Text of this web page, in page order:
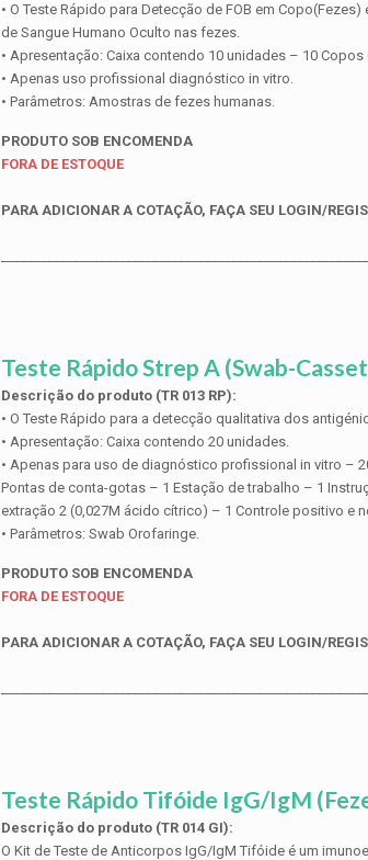
• O Teste Rápido para Detecção de FOB em
de Sangue Humano Oculto nas fezes.
• Apresentação: Caixa contendo 10 unidades – 10
• Apenas uso profissional diagnóstico in vitro.
• Parâmetros: Amostras de fezes humanas.
PRODUTO SOB ENCOMENDA
FORA DE ESTOQUE
PARA ADICIONAR A COTAÇÃO, FAÇA SEU LOGIN/
Teste Rápido Strep A (Swab-
Descrição do produto (TR 013 RP):
• O Teste Rápido para a detecção qualitativa dos
• Apresentação: Caixa contendo 20 unidades.
• Apenas para uso de diagnóstico profissional in vitro –
Pontas de conta-gotas – 1 Estação de trabalho – 1
extração 2 (0,027M ácido cítrico) – 1 Controle positivo e
• Parâmetros: Swab Orofaringe.
PRODUTO SOB ENCOMENDA
FORA DE ESTOQUE
PARA ADICIONAR A COTAÇÃO, FAÇA SEU LOGIN/
Teste Rápido Tifóide IgG/IgM
Descrição do produto (TR 014 GI):
O Kit de Teste de Anticorpos IgG/IgM Tifóide é um